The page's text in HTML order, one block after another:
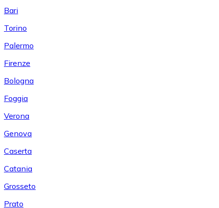
Bari
Torino
Palermo
Firenze
Bologna
Foggia
Verona
Genova
Caserta
Catania
Grosseto
Prato